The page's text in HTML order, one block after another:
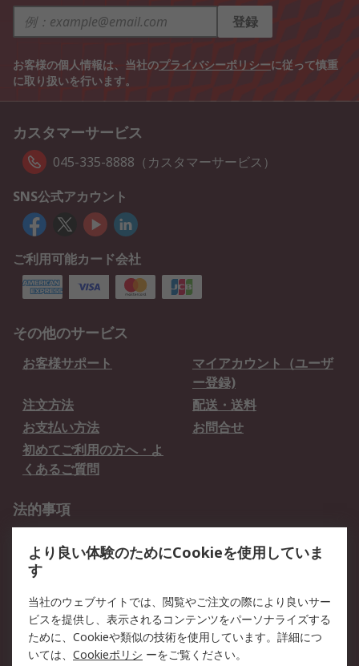
登録
お客様の個人情報は、当社のプライバシーポリシーに従って慎重
に取り扱いを行います。
カスタマーサービス
045-335-8888（カスタマーサービス）
SNS公式アカウント
ご利用可能カード会社
その他のサービス
お客様サポート
マイアカウント（ユーザ
ー登録)
注文方法
配送・送料
お支払い方法
お問合せ
初めてご利用の方へ・よ
くあるご質問
法的事項
クッキーポリシー
RSについて
会社概要
採用情報
プレスリリース＆お知ら
コーポレートサイト
より良い体験のためにCookieを使用していま
す
当社のウェブサイトでは、閲覧やご注文の際により良いサー
ビスを提供し、表示されるコンテンツをパーソナライズする
ために、Cookieや類似の技術を使用しています。詳細につ
いては、 Cookieポリシ ーをご覧ください。